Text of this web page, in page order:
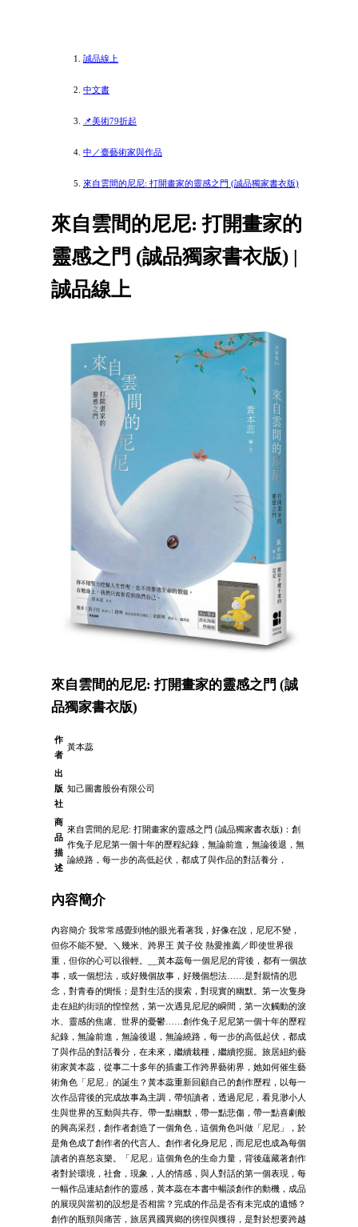
誠品線上
中文書
📌美術79折起
中／臺藝術家與作品
來自雲間的尼尼: 打開畫家的靈感之門 (誠品獨家書衣版)
來自雲間的尼尼: 打開畫家的
靈感之門 (誠品獨家書衣版) |
誠品線上
來自雲間的尼尼: 打開畫家的靈感之門 (誠
品獨家書衣版)
作
者
黃本蕊
出
版
社
知己圖書股份有限公司
商
品
描
述
來自雲間的尼尼: 打開畫家的靈感之門 (誠品獨家書衣版)：創
作兔子尼尼第一個十年的歷程紀錄，無論前進，無論後退，無
論繞路，每一步的高低起伏，都成了與作品的對話養分，
內容簡介
內容簡介 我常常感覺到牠的眼光看著我，好像在說，尼尼不變，
但你不能不變。＼幾米、跨界王 黃子佼 熱愛推薦／即使世界很
重，但你的心可以很輕。__黃本蕊每一個尼尼的背後，都有一個故
事，或一個想法，或好幾個故事，好幾個想法……是對親情的思
念，對青春的惆悵；是對生活的摸索，對現實的幽默。第一次隻身
走在紐約街頭的惶惶然，第一次遇見尼尼的瞬間，第一次觸動的淚
水、靈感的焦慮、世界的憂鬱……創作兔子尼尼第一個十年的歷程
紀錄，無論前進，無論後退，無論繞路，每一步的高低起伏，都成
了與作品的對話養分，在未來，繼續栽種，繼續挖掘。旅居紐約藝
術家黃本蕊，從事二十多年的插畫工作跨界藝術界，她如何催生藝
術角色「尼尼」的誕生？黃本蕊重新回顧自己的創作歷程，以每一
次作品背後的完成故事為主調，帶領讀者，透過尼尼，看見渺小人
生與世界的互動與共存。帶一點幽默，帶一點悲傷，帶一點喜劇般
的興高采烈，創作者創造了一個角色，這個角色叫做「尼尼」，於
是角色成了創作者的代言人。創作者化身尼尼，而尼尼也成為每個
讀者的喜怒哀樂。「尼尼」這個角色的生命力量，背後蘊藏著創作
者對於環境，社會，現象，人的情感，與人對話的第一個表現，每
一幅作品連結創作的靈感，黃本蕊在本書中暢談創作的動機，成品
的展現與當初的設想是否相當？完成的作品是否有未完成的遺憾？
創作的瓶頸與痛苦，旅居異國異鄉的徬徨與獲得，是對於想要跨越